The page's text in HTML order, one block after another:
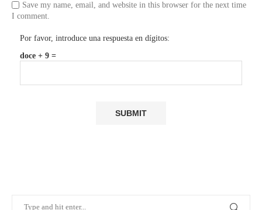
Save my name, email, and website in this browser for the next time
I comment.
Por favor, introduce una respuesta en dígitos:
doce + 9 =